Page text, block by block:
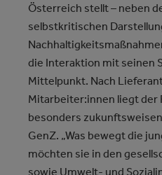
Österreich stellt – neben
selbstkritischen
die Interaktion mit seinen
Mittelpunkt. Nach
Mitarbeiter:innen liegt der
besonders
GenZ. „Was bewegt die
möchten sie in den
sowie Umwelt- und